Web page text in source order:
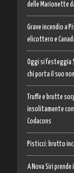
delle Marionette
Grave incendio a
elicottero e
Oggi si festeggia
chi porta il suo
Truffe e brutte
insolitamente
Codacons
Pisticci: brutto
A Nova Siri prende